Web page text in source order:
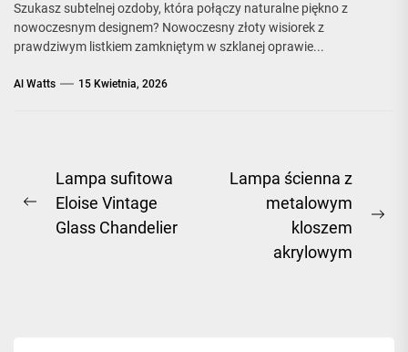
Szukasz subtelnej ozdoby, która połączy naturalne piękno z
nowoczesnym designem? Nowoczesny złoty wisiorek z
prawdziwym listkiem zamkniętym w szklanej oprawie...
Al Watts 15 Kwietnia, 2026
Nawigacja
wpisu
Previous
Lampa sufitowa
Eloise Vintage
Glass Chandelier
Lampa ścienna z
metalowym
kloszem
akrylowym